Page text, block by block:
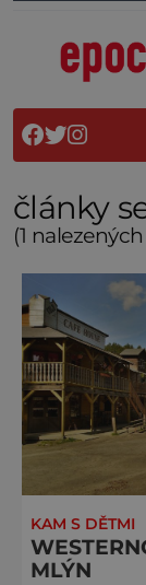
články
(1
KAM S DĚTMI
MLÝN